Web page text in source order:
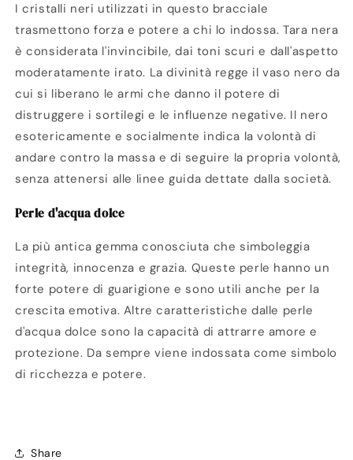
I cristalli neri utilizzati in questo bracciale
trasmettono forza e potere a chi lo indossa. Tara nera
è considerata l'invincibile, dai toni scuri e dall'aspetto
moderatamente irato. La divinità regge il vaso nero da
cui si liberano le armi che danno il potere di
distruggere i sortilegi e le influenze negative. Il nero
esotericamente e socialmente indica la volontà di
andare contro la massa e di seguire la propria volontà,
senza attenersi alle linee guida dettate dalla società.
Perle d'acqua dolce
La più antica gemma conosciuta che simboleggia
integrità, innocenza e grazia. Queste perle hanno un
forte potere di guarigione e sono utili anche per la
crescita emotiva. Altre caratteristiche dalle perle
d'acqua dolce sono la capacità di attrarre amore e
protezione. Da sempre viene indossata come simbolo
di ricchezza e potere.
Share